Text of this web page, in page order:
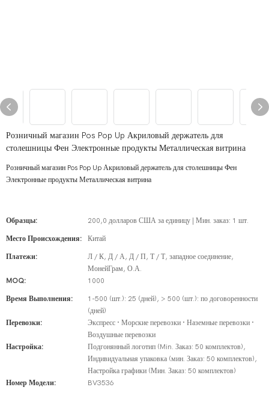
Розничный магазин Pos Pop Up Акриловый держатель для
столешницы Фен Электронные продукты Металлическая витрина
Розничный магазин Pos Pop Up Акриловый держатель для столешницы Фен
Электронные продукты Металлическая витрина
Образцы: 200,0 долларов США за единицу | Мин. заказ: 1 шт.
Место Происхождения: Китай
Платежи:
Л / К, Д / А, Д / П, Т / Т, западное соединение,
МонейГрам, О.А.
MOQ:
1000
Время Выполнения:
1-500 (шт.): 25 (дней), > 500 (шт.): по договоренности
(дней)
Перевозки:
Экспресс · Морские перевозки · Наземные перевозки ·
Воздушные перевозки
Настройка:
Подгонянный логотип (Min. Заказ: 50 комплектов),
Индивидуальная упаковка (мин. Заказ: 50 комплектов),
Настройка графики (Мин. Заказ: 50 комплектов)
Номер Модели:
BV3536